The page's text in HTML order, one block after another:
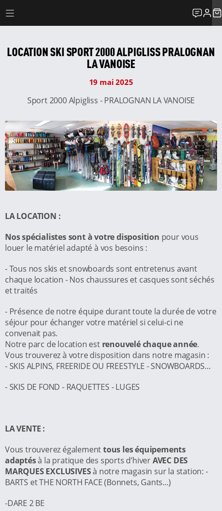
LOCATION SKI SPORT 2000 ALPIGLISS PRALOGNAN
LA VANOISE
19 mai 2025
Sport 2000 Alpigliss - PRALOGNAN LA VANOISE
LA LOCATION :
Nos spécialistes sont à votre disposition pour vous
louer le matériel adapté à vos besoins :
- Tous nos skis et snowboards sont entretenus avant
chaque location - Nos chaussures et casques sont séchés
et traités
- Présence de notre équipe durant toute la durée de votre
séjour pour échanger votre matériel si celui-ci ne
convenait pas.
Notre parc de location est renouvelé chaque année.
Vous trouverez à votre disposition dans notre magasin :
- SKIS ALPINS, FREERIDE OU FREESTYLE - SNOWBOARDS...
- SKIS DE FOND - RAQUETTES - LUGES
LA VENTE :
Vous trouverez égalementtous les équipements
adaptésà la pratique des sports d’hiverAVEC DES
MARQUES EXCLUSIVESà notre magasin sur la station: -
BARTS et THE NORTH FACE (Bonnets, Gants...)
-DARE 2 BE